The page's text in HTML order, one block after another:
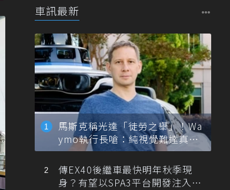
車訊最新
馬斯克稱光達「徒勞之舉」！Wa
ymo執行長嗆：純視覺難達真正
自動駕駛
傳EX40後繼車最快明年秋季現
身？有望以SPA3平台開發注入80